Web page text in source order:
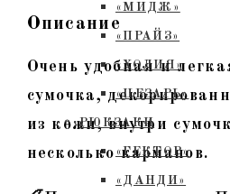
«МИДЖ»
«ПРАЙЗ»
«ХОЛИЯ»
«ЦЕЗАРЬ»
РЮКЗАКИ
«ГЕКТОР»
«ДАНДИ»
Описание
Очень удобная и
сумочка,
из кожи, внутри
несколько карманов.